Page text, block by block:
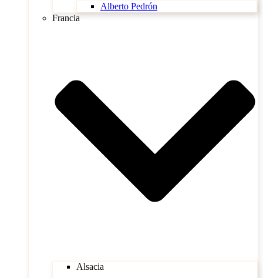
Alberto Pedrón
Francia
Alsacia